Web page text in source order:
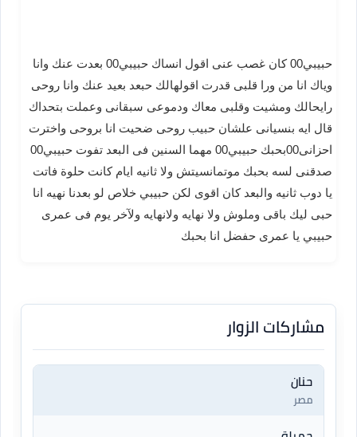
حبيبي00 كان غصب عنى اقول انساك حبيبي00 بعدت عنك وانا
وياك انا من ورا قلبى قدرت اقولهالك حبعد بعيد عنك وانا روحى
رايحالك ومشيت وقلبى معاك ودموعى سبقانى وعملت بتحداك
قال ايه بنسيانى علشان حبيب روحى ضحيت انا بروحى واخترت
احزانى00بحبك حبيبي00 مهما السنين فى البعد تفوت حبيبي00
صدقنى لسه بحبك موتمانسيتش ولا ثانيه ايام كانت حلوة فاتت
يا دوب ثانيه والبعد كان اقوى لكن حبيبي خلاص لو بعدنا نهيه انا
حبى ليك باقى وملوش ولا نهايه ولانهايه ولآخر يوم فى عمرى
حبيبي يا عمرى حفضل انا بحبك
مشاركات الزوار
حنان
مصر